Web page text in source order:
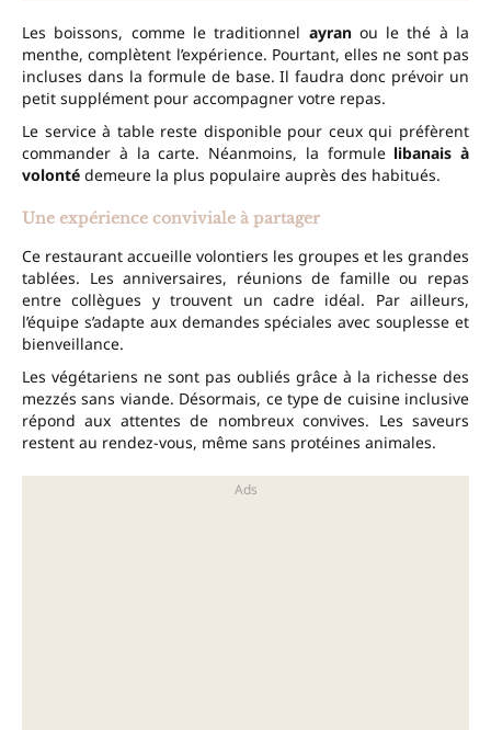
Les boissons, comme le traditionnel ayranou le thé à la
menthe, complètent l’expérience. Pourtant, elles ne sont pas
incluses dans la formule de base. Il faudra donc prévoir un
petit supplément pour accompagner votre repas.
Le service à table reste disponible pour ceux qui préfèrent
commander à la carte. Néanmoins, la formule libanais à
volonté demeure la plus populaire auprès des habitués.
Une expérience conviviale à partager
Ce restaurant accueille volontiers les groupes et les grandes
tablées. Les anniversaires, réunions de famille ou repas
entre collègues y trouvent un cadre idéal. Par ailleurs,
l’équipe s’adapte aux demandes spéciales avec souplesse et
bienveillance.
Les végétariens ne sont pas oubliés grâce à la richesse des
mezzés sans viande. Désormais, ce type de cuisine inclusive
répond aux attentes de nombreux convives. Les saveurs
restent au rendez-vous, même sans protéines animales.